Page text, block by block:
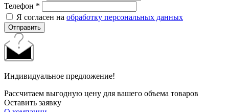
Телефон *
Я согласен на обработку персональных данных
Отправить
Индивидуальное предложение!
Рассчитаем выгодную цену для вашего объема товаров
Оставить заявку